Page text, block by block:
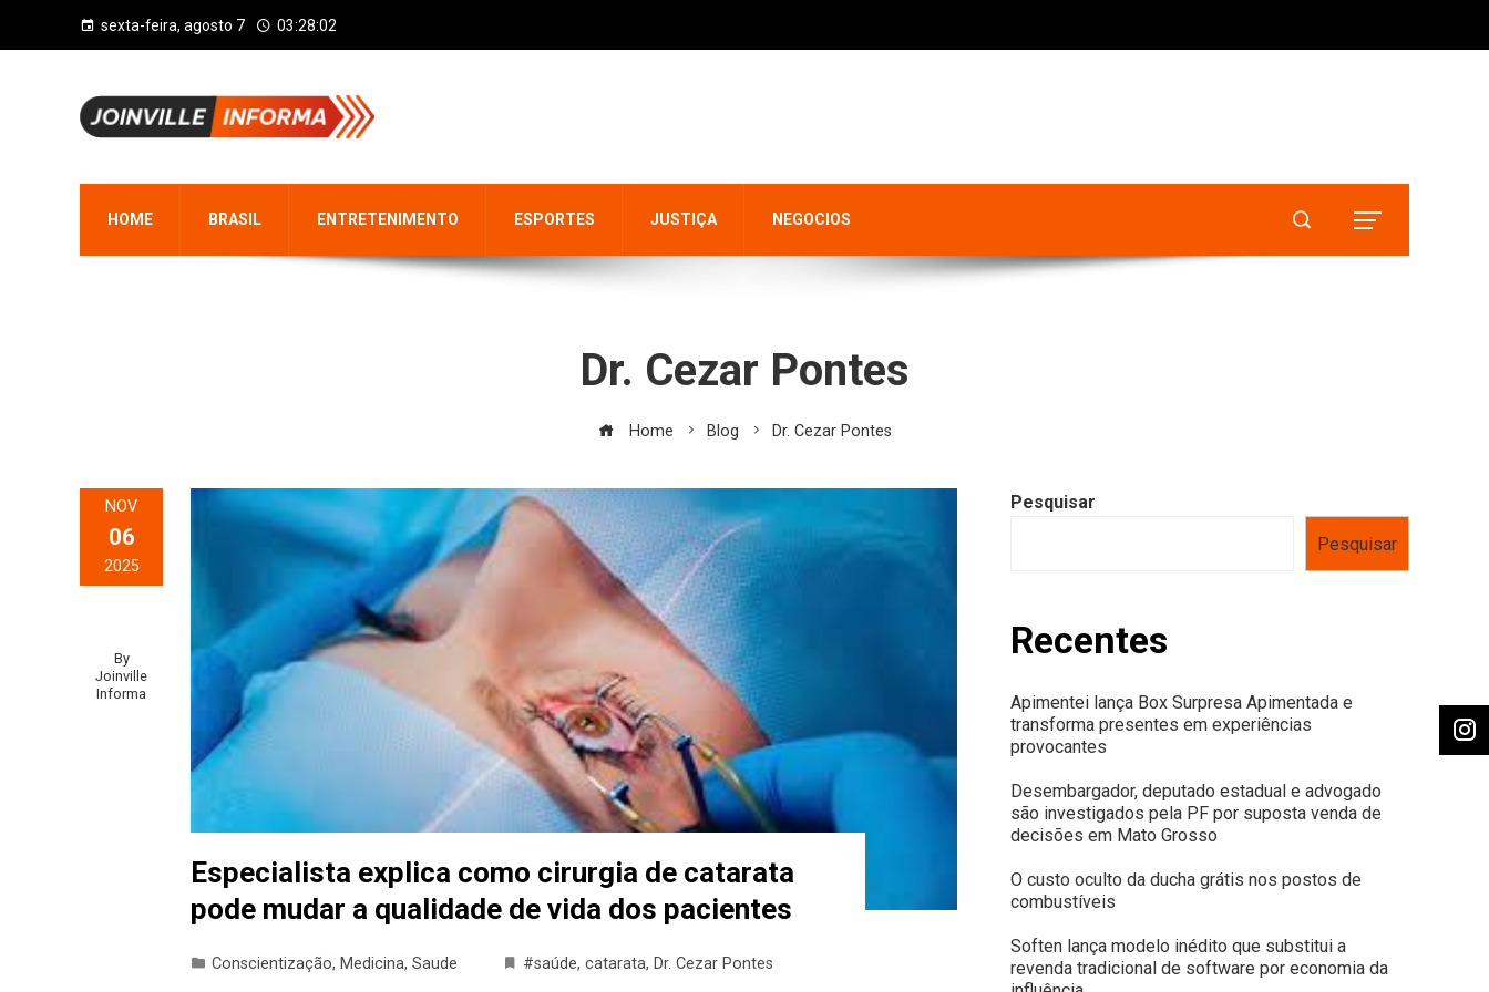
sexta-feira, agosto 7 03:28:03
HOME BRASIL ENTRETENIMENTO ESPORTES JUSTIÇA NEGOCIOS
Dr. Cezar Pontes
Home Blog Dr. Cezar Pontes
NOV
06
2025
By
Joinville
Informa
Especialista explica como cirurgia de catarata
pode mudar a qualidade de vida dos pacientes
Conscientização, Medicina, Saude #saúde, catarata, Dr. Cezar Pontes
Pesquisar
Pesquisar
Recentes
Apimentei lança Box Surpresa Apimentada e
transforma presentes em experiências
provocantes
Desembargador, deputado estadual e advogado
são investigados pela PF por suposta venda de
decisões em Mato Grosso
O custo oculto da ducha grátis nos postos de
combustíveis
Soften lança modelo inédito que substitui a
revenda tradicional de software por economia da